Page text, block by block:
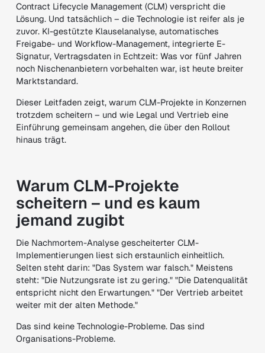
Contract Lifecycle Management (CLM) verspricht die
Lösung. Und tatsächlich – die Technologie ist reifer als je
zuvor. KI-gestützte Klauselanalyse, automatisches
Freigabe- und Workflow-Management, integrierte E-
Signatur, Vertragsdaten in Echtzeit: Was vor fünf Jahren
noch Nischenanbietern vorbehalten war, ist heute breiter
Marktstandard.
Dieser Leitfaden zeigt, warum CLM-Projekte in Konzernen
trotzdem scheitern – und wie Legal und Vertrieb eine
Einführung gemeinsam angehen, die über den Rollout
hinaus trägt.
Warum CLM-Projekte
scheitern – und es kaum
jemand zugibt
Die Nachmortem-Analyse gescheiterter CLM-
Implementierungen liest sich erstaunlich einheitlich.
Selten steht darin: "Das System war falsch." Meistens
steht: "Die Nutzungsrate ist zu gering." "Die Datenqualität
entspricht nicht den Erwartungen." "Der Vertrieb arbeitet
weiter mit der alten Methode."
Das sind keine Technologie-Probleme. Das sind
Organisations-Probleme.